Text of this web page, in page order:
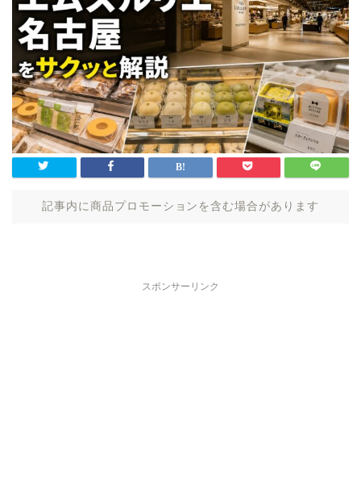
記事内に商品プロモーションを含む場合があります
スポンサーリンク